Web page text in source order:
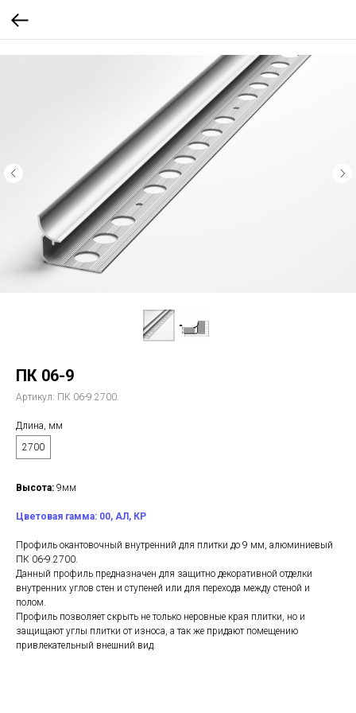
ПК 06-9
Артикул: ПК 06-9.2700.
Длина, мм
2700
Высота: 9мм
Цветовая гамма: 00, АЛ, КР
Профиль окантовочный внутренний для плитки до 9 мм, алюминиевый
ПК 06-9.2700.
Данный профиль предназначен для защитно декоративной отделки
внутренних углов стен и ступеней или для перехода между стеной и
полом.
Профиль позволяет скрыть не только неровные края плитки, но и
защищают углы плитки от износа, а так же придают помещению
привлекательный внешний вид.